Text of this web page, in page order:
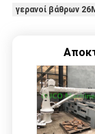
γερανοί βάθρων